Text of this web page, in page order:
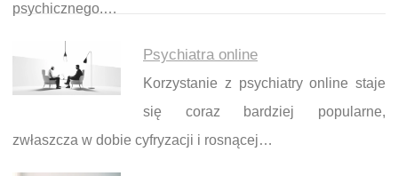
psychicznego.…
Psychiatra online
Korzystanie z psychiatry online staje
się coraz bardziej popularne,
zwłaszcza w dobie cyfryzacji i rosnącej…